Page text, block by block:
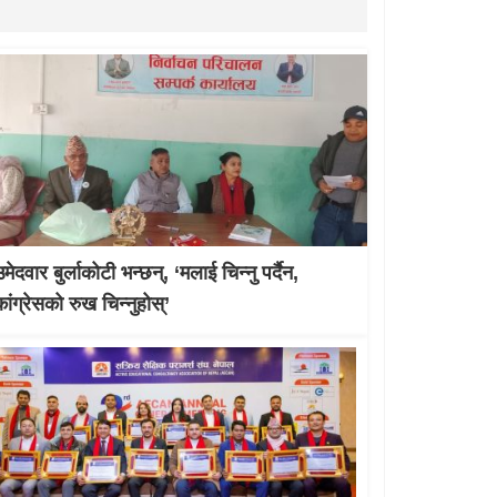
बुर्लाकोटी भन्छन्, ‘मलाई चिन्नु पर्दैन,
रुख चिन्नुहोस्’